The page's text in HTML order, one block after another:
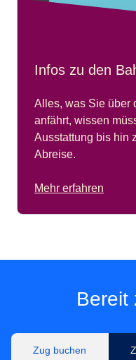
Infos zu den
Alles, was Sie über
anfährt, wissen
Ausstattung bis hin
Abreise.
Mehr erfahren
Bereit
Zug buchen